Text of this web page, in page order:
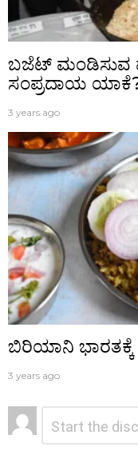
ಬಜೆಟ್‌ ಮಂಡಿಸುವ
ಸಂಪ್ರದಾಯ
3 years ago
ಬಿರಿಯಾನಿ ಭಾರತಕ್ಕೆ
3 years ago
ನಿಮ್ಮದೊಂದು
ಉತ್ತರ